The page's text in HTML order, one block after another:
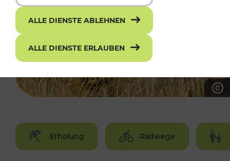
Erholung Radwege
ALLE DIENSTE ABLEHNEN
ALLE DIENSTE ERLAUBEN